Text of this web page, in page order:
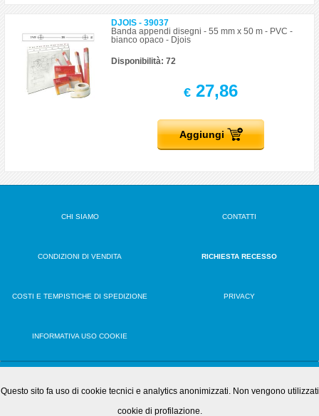
DJOIS - 39037
Banda appendi disegni - 55 mm x 50 m - PVC -
bianco opaco - Djois
Disponibilità: 72
€27,86
Aggiungi
CHI SIAMO CONTATTI
CONDIZIONI DI VENDITA RICHIESTA RECESSO
COSTI E TEMPISTICHE DI SPEDIZIONE PRIVACY
INFORMATIVA USO COOKIE
OFFICE PLAY S.R.L.S. • Via Poppea Sabina, 96 00131 Roma (RM) • Tel. 0651846666
Questo sito fa uso di cookie tecnici e analytics anonimizzati. Non vengono utilizzati
cookie di profilazione.